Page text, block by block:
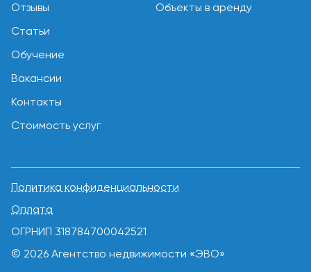
Отзывы
Статьи
Обучение
Вакансии
Контакты
Стоимость услуг
Объекты в аренду
Политика конфиденциальности
Оплата
ОГРНИП 318784700042521
© 2026 Агентство недвижимости «ЭВО»